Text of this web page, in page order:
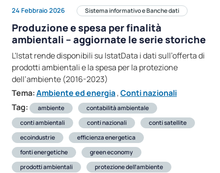
24 Febbraio 2026 Sistema informativo e Banche dati
Produzione e spesa per finalità
ambientali – aggiornate le serie storiche
L'Istat rende disponibili su IstatData i dati sull’offerta di
prodotti ambientali e la spesa per la protezione
dell’ambiente (2016-2023)
Tema:Ambiente ed energia,Conti nazionali
Tag:
ambiente
contabilità ambientale
conti ambientali
conti nazionali
conti satellite
ecoindustrie
efficienza energetica
fonti energetiche
green economy
prodotti ambientali
protezione dell’ambiente